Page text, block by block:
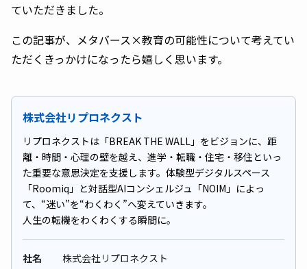
ていただきました。
この記事が、メタバース×教育の可能性について考えてい
ただくきっかけになったら嬉しく思います。
株式会社リプロネクスト
リプロネクストは「BREAK THE WALL」をビジョンに、距
離・時間・心理の壁を越え、進学・転職・住宅・移住といっ
た重要な意思決定を支援します。体験型デジタルスペース
「Roomiq」と対話型AIコンシェルジュ「NOIM」によっ
て、“迷い”を“わくわく”へ変えていきます。
人生の転機をわくわくする瞬間に。
社名
株式会社リプロネクスト